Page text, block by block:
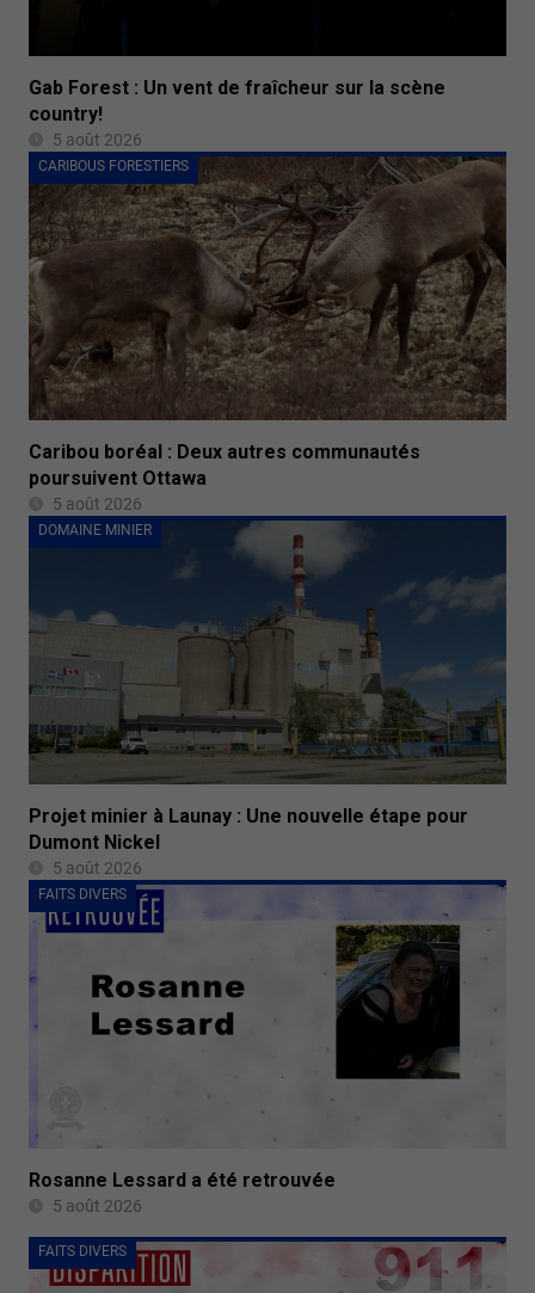
Gab Forest : Un vent de fraîcheur sur la scène
country!
5 août 2026
CARIBOUS FORESTIERS
Caribou boréal : Deux autres communautés
poursuivent Ottawa
5 août 2026
DOMAINE MINIER
Projet minier à Launay : Une nouvelle étape pour
Dumont Nickel
5 août 2026
FAITS DIVERS
Rosanne Lessard a été retrouvée
5 août 2026
FAITS DIVERS